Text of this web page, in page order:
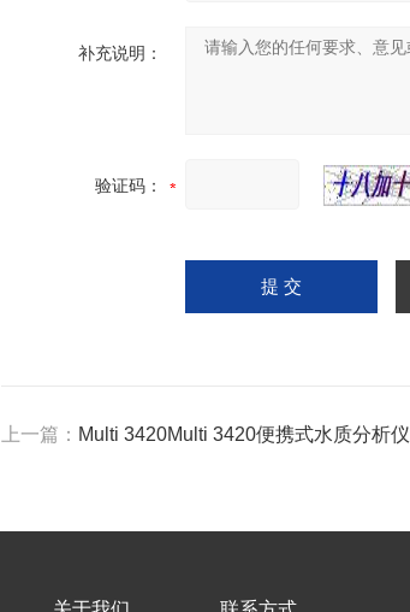
补充说明：
验证码：
上一篇： Multi 3420Multi 3420便携式水质分析仪